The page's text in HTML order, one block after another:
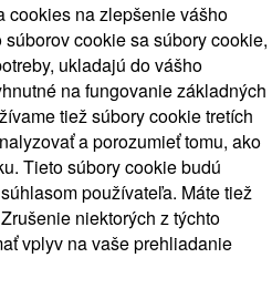
cookies na zlepšenie vášho
cookie sa súbory cookie,
ukladajú do vášho
na fungovanie základných
tiež súbory cookie tretích
a porozumieť tomu, ako
Tieto súbory cookie budú
používateľa. Máte tiež
niektorých z týchto
vplyv na vaše prehliadanie